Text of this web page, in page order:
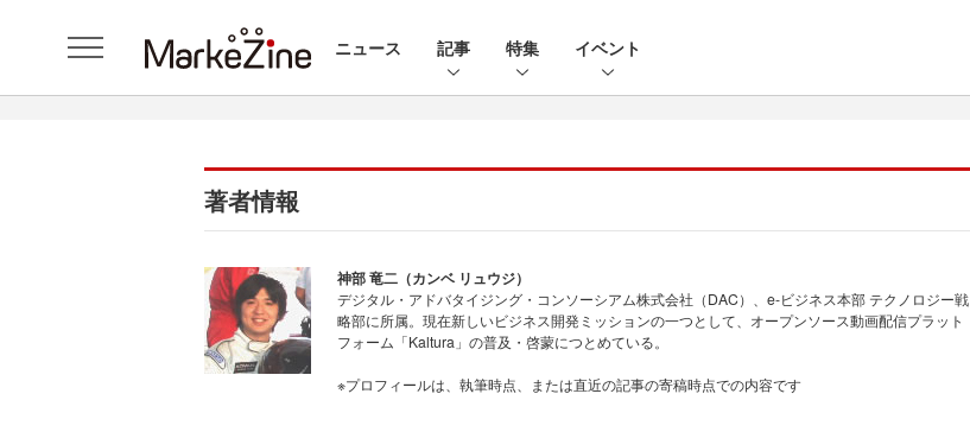
ニュース 記事 特集 イベント
著者情報
神部 竜二（カンベ リュウジ）
デジタル・アドバタイジング・コンソーシアム株式会社（DAC）、e-ビジネス本部 テクノロジー戦
略部に所属。現在新しいビジネス開発ミッションの一つとして、オープンソース動画配信プラット
フォーム「Kaltura」の普及・啓蒙につとめている。
※プロフィールは、執筆時点、または直近の記事の寄稿時点での内容です